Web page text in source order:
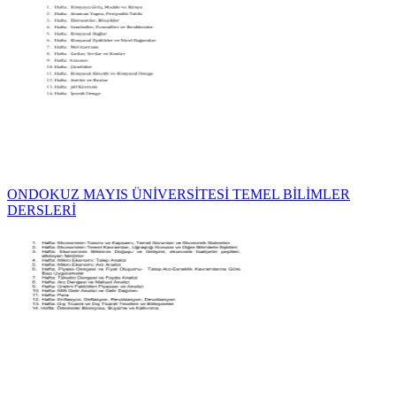
ONDOKUZ MAYIS ÜNİVERSİTESİ TEMEL BİLİMLER
DERSLERİ